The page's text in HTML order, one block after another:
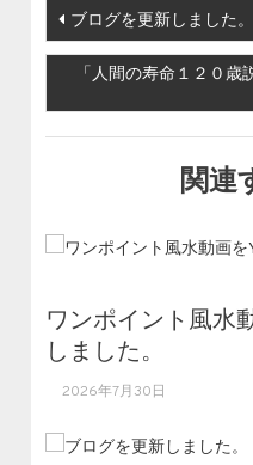
投稿ナビゲーシ
ブログを更新しました。
「人間の寿命１２０
関連
ワンポイント風水
しました。
2026年7月30日